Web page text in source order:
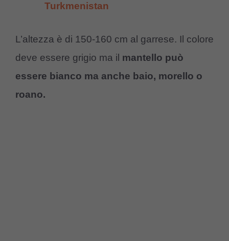
Turkmenistan
L’altezza è di 150-160 cm al garrese. Il colore
deve essere grigio ma il mantello può
essere bianco ma anche baio, morello o
roano.